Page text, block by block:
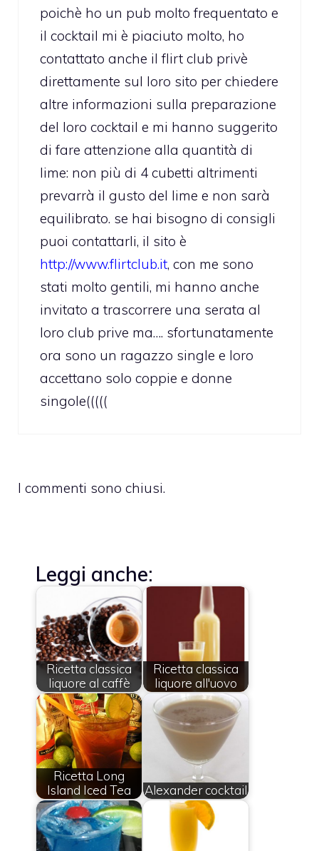
poichè ho un pub molto frequentato e
il cocktail mi è piaciuto molto, ho
contattato anche il flirt club privè
direttamente sul loro sito per chiedere
altre informazioni sulla preparazione
del loro cocktail e mi hanno suggerito
di fare attenzione alla quantità di
lime: non più di 4 cubetti altrimenti
prevarrà il gusto del lime e non sarà
equilibrato. se hai bisogno di consigli
puoi contattarli, il sito è
http://www.flirtclub.it, con me sono
stati molto gentili, mi hanno anche
invitato a trascorrere una serata al
loro club prive ma…. sfortunatamente
ora sono un ragazzo single e loro
accettano solo coppie e donne
singole(((((
I commenti sono chiusi.
Leggi anche:
Ricetta classica
liquore al caffè
Ricetta classica
liquore all'uovo
Ricetta Long
Island Iced Tea
Alexander cocktail